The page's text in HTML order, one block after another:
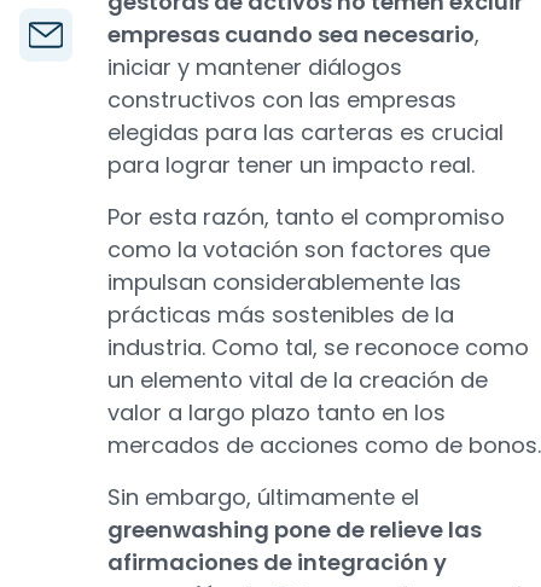
empresas cuando sea necesario,
iniciar y mantener diálogos
constructivos con las empresas
elegidas para las carteras es crucial
para lograr tener un impacto real.
Por esta razón, tanto el compromiso
como la votación son factores que
impulsan considerablemente las
prácticas más sostenibles de la
industria. Como tal, se reconoce como
un elemento vital de la creación de
valor a largo plazo tanto en los
mercados de acciones como de bonos.
Sin embargo, últimamente el
greenwashing pone de relieve las
afirmaciones de integración y